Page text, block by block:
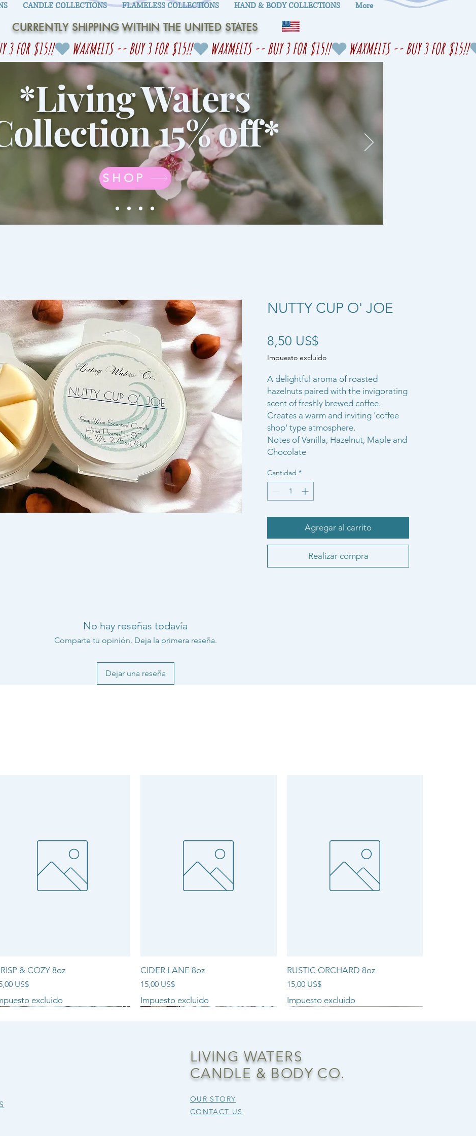
CANDLE COLLECTIONS FLAMELESS COLLECTIONS HAND & BODY COLLECTIONS More
CURRENTLY SHIPPING WITHIN THE UNITED STATES
*Living Waters
15% off*
SHOP
NUTTY CUP O' JOE
8,50 US$
Impuesto excluido
A delightful aroma of roasted
hazelnuts paired with the invigorating
scent of freshly brewed coffee.
Creates a warm and inviting 'coffee
shop' type atmosphere.
Notes of Vanilla, Hazelnut, Maple and
Chocolate
Cantidad *
Agregar al carrito
Realizar compra
No hay reseñas todavía
Comparte tu opinión. Deja la primera reseña.
Dejar una reseña
& COZY 8oz
US$
excluido
CIDER LANE 8oz
Precio
15,00 US$
Impuesto excluido
RUSTIC ORCHARD 8oz
Precio
15,00 US$
Impuesto excluido
LIVING WATERS
CANDLE & BODY CO.
OUR STORY
CONTACT US